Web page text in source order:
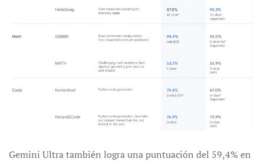
Gemini Ultra también logra una puntuación del 59,4% en